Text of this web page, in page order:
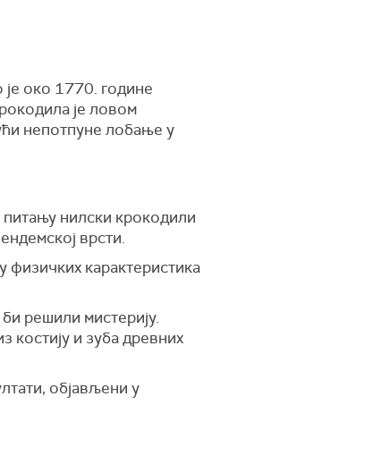
је око 1770. године
је ловом
непотпуне лобање у
нилски крокодили
врсти.
карактеристика
решили мистерију.
костију и зуба древних
објављени у